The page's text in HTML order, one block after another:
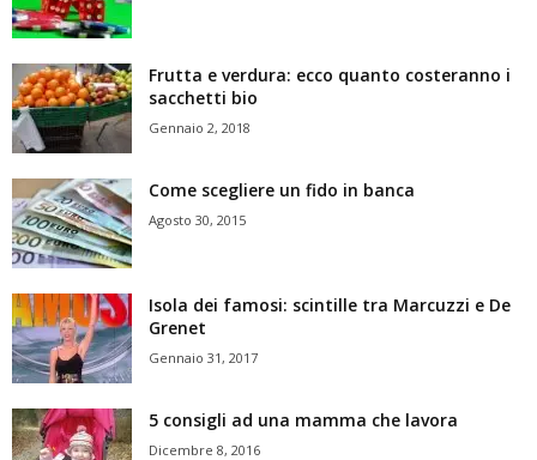
Frutta e verdura: ecco quanto costeranno i
sacchetti bio
Gennaio 2, 2018
Come scegliere un fido in banca
Agosto 30, 2015
Isola dei famosi: scintille tra Marcuzzi e De
Grenet
Gennaio 31, 2017
5 consigli ad una mamma che lavora
Dicembre 8, 2016